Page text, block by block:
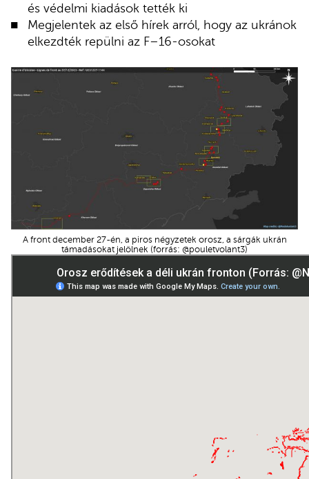
és védelmi kiadások tették ki
Megjelentek az első hírek arról, hogy az ukránok
elkezdték repülni az F–16-osokat
A front december 27-én, a piros négyzetek orosz, a sárgák ukrán
támadásokat jelölnek (forrás: @pouletvolant3)